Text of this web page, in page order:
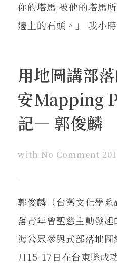
你的塔馬 被他的塔馬
邊上的石頭。」 我小
用地圖講部
安Mapping
記— 郭俊麟
with No Comment
郭俊麟（台灣文化學
落青年曾聖慈主動發
海公眾參與式部落地
月15-17日在台東縣成